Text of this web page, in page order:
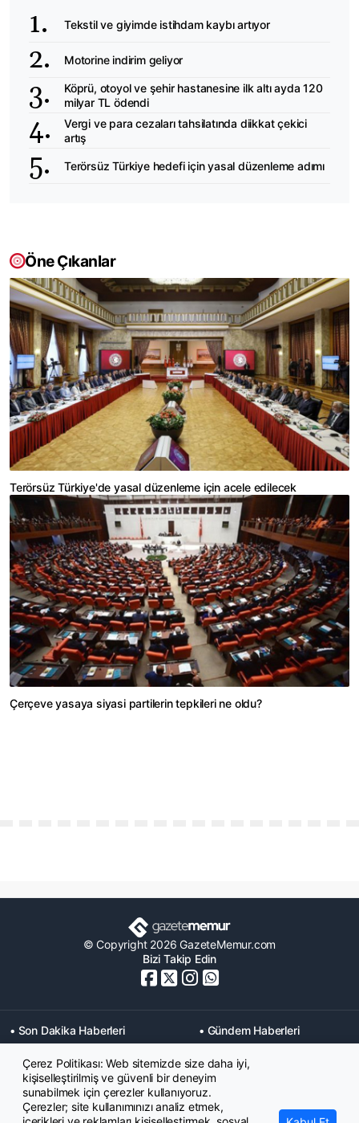
Tekstil ve giyimde istihdam kaybı artıyor
Motorine indirim geliyor
Köprü, otoyol ve şehir hastanesine ilk altı ayda 120
milyar TL ödendi
Vergi ve para cezaları tahsilatında diikkat çekici
artış
Terörsüz Türkiye hedefi için yasal düzenleme adımı
Öne Çıkanlar
Terörsüz Türkiye'de yasal düzenleme için acele edilecek
Çerçeve yasaya siyasi partilerin tepkileri ne oldu?
© Copyright 2026 GazeteMemur.com
Bizi Takip Edin
• Son Dakika Haberleri
• Gündem Haberleri
• Memurlar Haberleri
• KPSS Haberleri
• Ekonomi Haberleri
• Eğitim Haberleri
• Yaşam Haberleri
• Maaş Verileri Haberleri
• Mahkeme Kararları
Haberleri
Çerez Politikası: Web sitemizde size daha iyi,
kişiselleştirilmiş ve güvenli bir deneyim
sunabilmek için çerezler kullanıyoruz.
Çerezler; site kullanımınızı analiz etmek,